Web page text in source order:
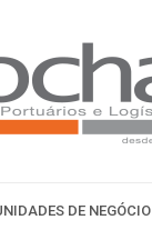
DE NEGÓCIO